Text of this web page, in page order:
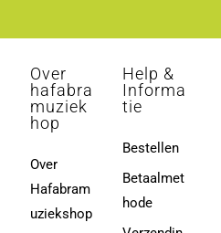
Over
hafabra
muziek
hop
Over
Hafabram
uziekshop
Help &
Informa
tie
Bestellen
Betaalmet
hode